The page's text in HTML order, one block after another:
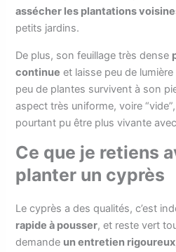
assécher les plantations
petits jardins.
De plus, son feuillage très dense
continue et laisse peu de
peu de plantes survivent à son
aspect très uniforme, voire
pourtant pu être plus vivante
Ce que je retiens
planter un cyprès
Le cyprès a des qualités, c’est
rapide à pousser, et reste vert
demande un entretien rigoureux